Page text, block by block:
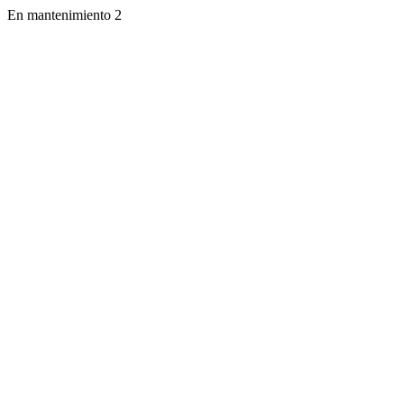
En mantenimiento 2